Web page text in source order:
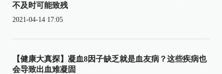
不及时可能致残
2021-04-14 17:05
【健康大真探】凝血8因子缺乏就是血友病？这些疾病也
会导致出血难凝固